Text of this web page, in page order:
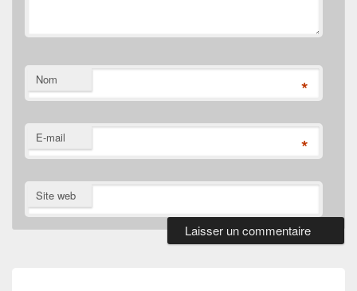
Nom *
E-mail *
Site web